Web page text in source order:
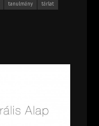
tanulmány
tárlat